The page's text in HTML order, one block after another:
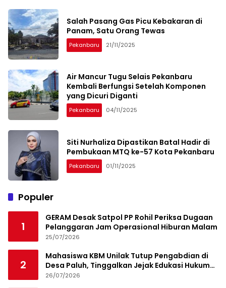
Salah Pasang Gas Picu Kebakaran di
Panam, Satu Orang Tewas
Pekanbaru 21/11/2025
Air Mancur Tugu Selais Pekanbaru
Kembali Berfungsi Setelah Komponen
yang Dicuri Diganti
Pekanbaru 04/11/2025
Siti Nurhaliza Dipastikan Batal Hadir di
Pembukaan MTQ ke-57 Kota Pekanbaru
Pekanbaru 01/11/2025
Populer
1
GERAM Desak Satpol PP Rohil Periksa Dugaan
Pelanggaran Jam Operasional Hiburan Malam
25/07/2026
2
Mahasiswa KBM Unilak Tutup Pengabdian di
Desa Paluh, Tinggalkan Jejak Edukasi Hukum
dan Aksi Sosial
26/07/2026